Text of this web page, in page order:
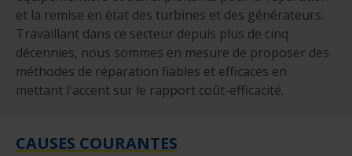
et la remise en état des turbines et des générateurs.
Travaillant dans ce secteur depuis plus de cinq
décennies, nous sommes en mesure de proposer des
méthodes de réparation fiables et efficaces en
mettant l'accent sur le rapport coût-efficacité.
CAUSES COURANTES